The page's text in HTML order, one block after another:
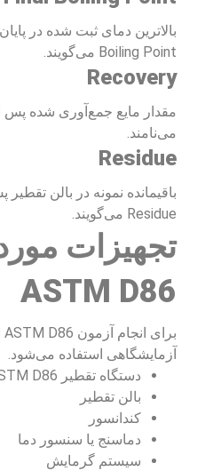
Boiling Point می‌گویند.
Recovery
می‌نامند.
Residue
باقیمانده نمونه در بالن تقطیر
Residue می‌گویند.
تجهیزات
ASTM D86
آزمایشگاهی استفاده می‌شود.
دستگاه تقطیر ASTM D86
بالن تقطیر
کندانسور
دماسنج یا سنسور دما
سیستم گرمایش